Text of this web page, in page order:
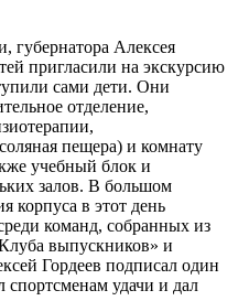
губернатора Алексея
пригласили на экскурсию
сами дети. Они
отделение,
пещера) и комнату
учебный блок и
залов. В большом
корпуса в этот день
команд, собранных из
выпускников» и
Гордеев подписал один
удачи и дал